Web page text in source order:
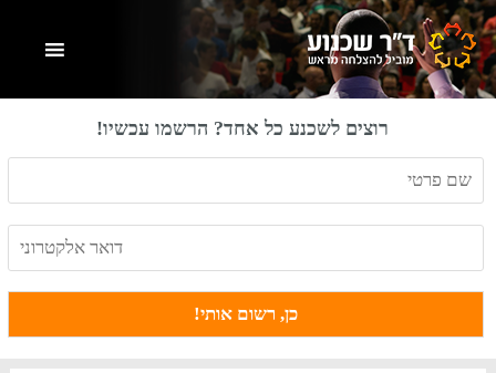
Skip
to
main
Skip
to
primary
Skip
to
footer
רוצים לשכנע כל אחד? הרשמו עכשיו!